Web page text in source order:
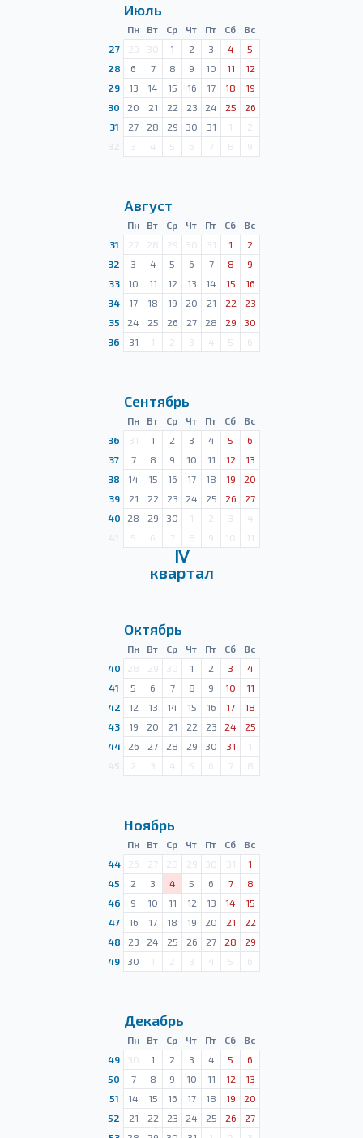
Июль
Пн Вт Ср Чт Пт Сб
Вс
27
29 30 1 2 3 4
5
28
6 7 8 9 10 11
12
29
13 14 15 16 17 18
19
30
20 21 22 23 24 25
26
31
27 28 29 30 31 1
2
3 4 5 6 7 8 9
Август
Пн Вт Ср Чт Пт Сб
Вс
31
27 28 29 30 31 1
2
32
3 4 5 6 7 8
9
33
10 11 12 13 14 15
16
34
17 18 19 20 21 22
23
35
24 25 26 27 28 29
30
36
31 1 2 3 4 5 6
Сентябрь
Пн Вт Ср Чт Пт Сб
Вс
36
31 1 2 3 4 5
6
37
7 8 9 10 11 12
13
38
14 15 16 17 18 19
20
39
21 22 23 24 25 26
27
40
28 29 30 1 2 3
4
5 6 7 8 9 10 11
Ⅳ
квартал
Октябрь
Пн Вт Ср Чт Пт Сб
Вс
40
28 29 30 1 2 3
4
41
5 6 7 8 9 10
11
42
12 13 14 15 16 17
18
43
19 20 21 22 23 24
25
44
26 27 28 29 30 31
1
2 3 4 5 6 7 8
Ноябрь
Пн Вт Ср Чт Пт Сб
Вс
44
26 27 28 29 30 31
1
45
2 3 4 5 6 7
8
46
9 10 11 12 13 14
15
47
16 17 18 19 20 21
22
48
23 24 25 26 27 28
29
49
30 1 2 3 4 5 6
Декабрь
Пн Вт Ср Чт Пт Сб
Вс
49
30 1 2 3 4 5
6
50
7 8 9 10 11 12
13
51
14 15 16 17 18 19
20
52
21 22 23 24 25 26
27